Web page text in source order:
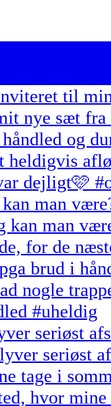
man
seriøst